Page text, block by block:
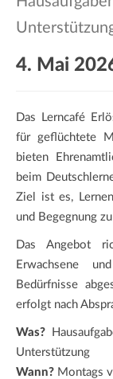
4. Mai
Das Lerncafé
für geflüchtete
bieten
beim
Ziel ist es,
und Begegnung
Das Angebot
Erwachsene
Bedürfnisse
erfolgt nach
Was?
Unterstützung
Wann? Montags